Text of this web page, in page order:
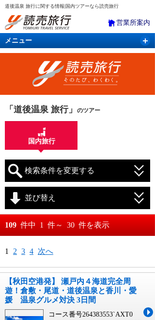
道後温泉 旅行に関する情報|国内ツアーなら読売旅行
営業所案内
メニュー
国内旅行 バスツアー 海外旅行
「道後温泉 旅行」 のツアー
国内旅行
検索条件を変更する
月
月 日
並び替え
おすすめ順
料金が高い順
109 件中 1 件～ 30 件を表示
1 2 3 4 次へ
【秋田空港発】 瀬戸内４海道完全周
遊！倉敷・尾道・道後温泉と香川・愛
媛 温泉グルメ対決 3日間
コース番号264383553`AXT0